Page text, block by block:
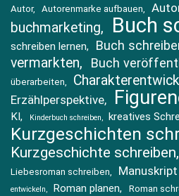
Autor Autorenmarke aufbauen
buchmarketing Buch
schreiben lernen
Buch
vermarkten
Buch
überarbeiten
Erzählperspektive
KI Kinderbuch schreiben kreatives
Kurzgeschichten
Kurzgeschichte schreiben
Liebesroman schreiben
entwickeln
Roman planen Roman